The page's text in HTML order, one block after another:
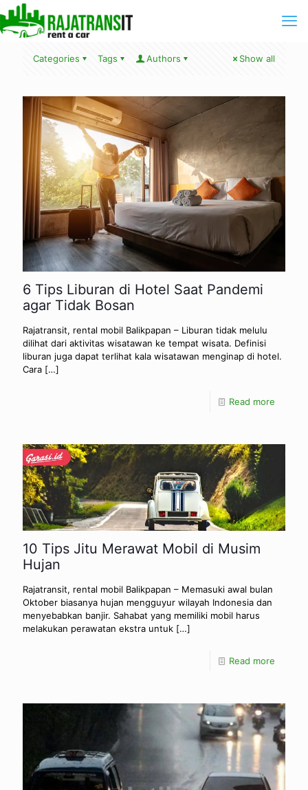
Categories Tags Authors Show all
6 Tips Liburan di Hotel Saat Pandemi
agar Tidak Bosan
Rajatransit, rental mobil Balikpapan – Liburan tidak melulu
dilihat dari aktivitas wisatawan ke tempat wisata. Definisi
liburan juga dapat terlihat kala wisatawan menginap di hotel.
Cara […]
Read more
10 Tips Jitu Merawat Mobil di Musim
Hujan
Rajatransit, rental mobil Balikpapan – Memasuki awal bulan
Oktober biasanya hujan mengguyur wilayah Indonesia dan
menyebabkan banjir. Sahabat yang memiliki mobil harus
melakukan perawatan ekstra untuk […]
Read more